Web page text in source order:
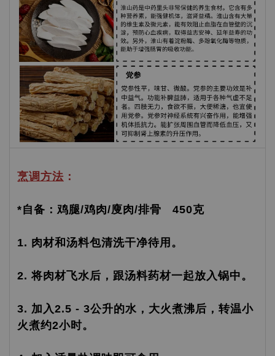
烹调方法 ：
*自备：鸡腿/鸡肉/廋肉/排骨 450克
1. 肉材和汤料包清洗干净待用。
2. 将肉材飞水后，跟汤料药材一起放入锅中。
3. 加入2.5 - 3公升的水，大火煮沸后，转温小
火煮约2小时。